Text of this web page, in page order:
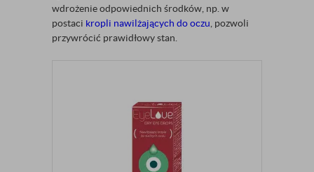
wdrożenie odpowiednich środków, np. w
postaci kropli nawilżających do oczu , pozwoli
przywrócić prawidłowy stan.